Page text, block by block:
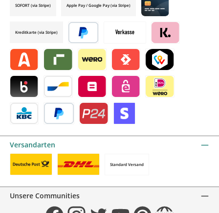
Vorkasse Klarna by mollie
Alma by mollieRiverty by mollie
Wero Satispay by mollieTWINT by mollie
Blik by mollieBancontact by mollie
Belfius by mollieeps by mollie
SOFORT (via Stripe) Apple Pay / Google Pay (via Stripe)
Credit card by mollie
Kreditkarte (via Stripe)
Später bezahlen
Versandarten
Standard Versand
Unsere Communities